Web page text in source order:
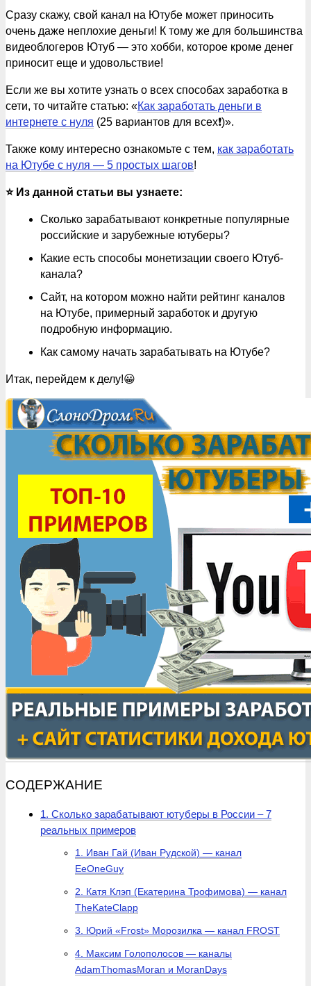
Сразу скажу, свой канал на Ютубе может приносить
очень даже неплохие деньги! К тому же для большинства
видеоблогеров Ютуб — это хобби, которое кроме денег
приносит еще и удовольствие!
Если же вы хотите узнать о всех способах заработка в
сети, то читайте статью: «Как заработать деньги в
интернете с нуля (25 вариантов для всех❗️)».
Также кому интересно ознакомьте с тем, как заработать
на Ютубе с нуля — 5 простых шагов!
⭐️ Из данной статьи вы узнаете:
Сколько зарабатывают конкретные популярные
российские и зарубежные ютуберы?
Какие есть способы монетизации своего Ютуб-
канала?
Сайт, на котором можно найти рейтинг каналов
на Ютубе, примерный заработок и другую
подробную информацию.
Как самому начать зарабатывать на Ютубе?
Итак, перейдем к делу!😀
СОДЕРЖАНИЕ
1. Сколько зарабатывают ютуберы в России – 7
реальных примеров
1. Иван Гай (Иван Рудской) — канал
EeOneGuy
2. Катя Клэп (Екатерина Трофимова) — канал
TheKateClapp
3. Юрий «Frost» Морозилка — канал FROST
4. Максим Голополосов — каналы
AdamThomasMoran и MoranDays